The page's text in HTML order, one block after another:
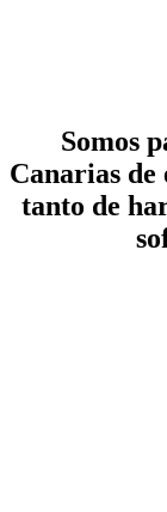
Somos
Canarias de
tanto de